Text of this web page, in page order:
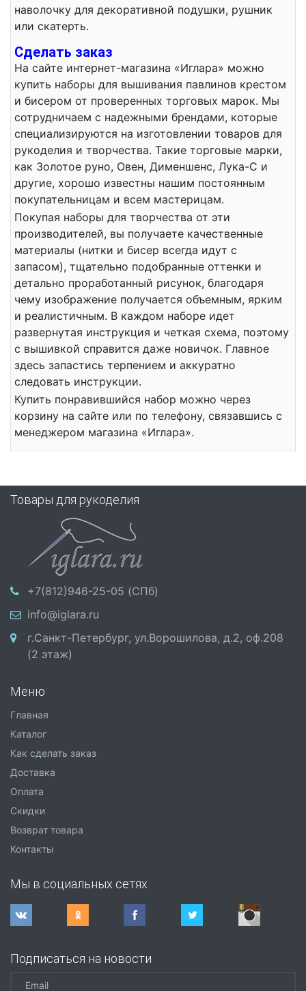
наволочку для декоративной подушки, рушник
или скатерть.
Сделать заказ
На сайте интернет-магазина «Иглара» можно
купить наборы для вышивания павлинов крестом
и бисером от проверенных торговых марок. Мы
сотрудничаем с надежными брендами, которые
специализируются на изготовлении товаров для
рукоделия и творчества. Такие торговые марки,
как Золотое руно, Овен, Дименшенс, Лука-С и
другие, хорошо известны нашим постоянным
покупательницам и всем мастерицам.
Покупая наборы для творчества от эти
производителей, вы получаете качественные
материалы (нитки и бисер всегда идут с
запасом), тщательно подобранные оттенки и
детально проработанный рисунок, благодаря
чему изображение получается объемным, ярким
и реалистичным. В каждом наборе идет
развернутая инструкция и четкая схема, поэтому
с вышивкой справится даже новичок. Главное
здесь запастись терпением и аккуратно
следовать инструкции.
Купить понравившийся набор можно через
корзину на сайте или по телефону, связавшись с
менеджером магазина «Иглара».
Товары для рукоделия
+7(812)946-25-05 (СПб)
info@iglara.ru
г.Санкт-Петербург, ул.Ворошилова, д.2, оф.208
(2 этаж)
Меню
Главная
Каталог
Как сделать заказ
Доставка
Оплата
Скидки
Возврат товара
Контакты
Мы в социальных сетях
Подписаться на новости